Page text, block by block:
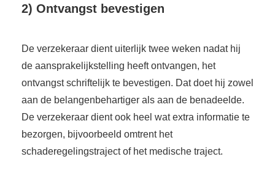
2) Ontvangst bevestigen
De verzekeraar dient uiterlijk twee weken nadat hij
de aansprakelijkstelling heeft ontvangen, het
ontvangst schriftelijk te bevestigen. Dat doet hij zowel
aan de belangenbehartiger als aan de benadeelde.
De verzekeraar dient ook heel wat extra informatie te
bezorgen, bijvoorbeeld omtrent het
schaderegelingstraject of het medische traject.